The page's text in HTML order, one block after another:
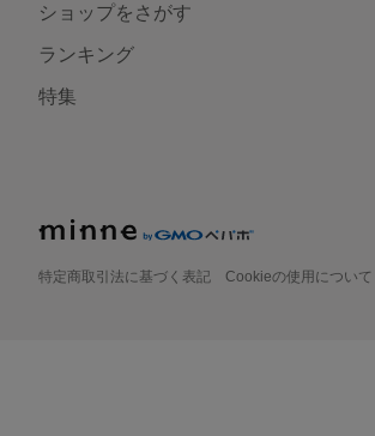
ショップをさがす
ランキング
特集
特定商取引法に基づく表記 Cookieの使用について